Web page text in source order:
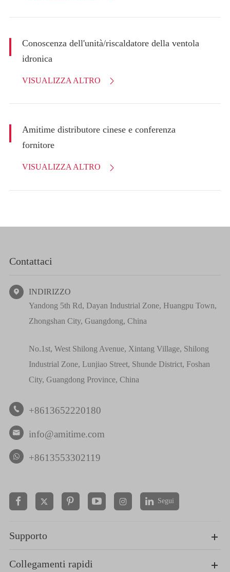
Conoscenza dell'unità/riscaldatore della ventola
idronica
VISUALIZZA ALTRO 
Amitime distributore cinese e conferenza
fornitore
VISUALIZZA ALTRO 
Contattaci

INDIRIZZO
Yandong 5th Rd, Dayan Industrial Zone, Huangpu Town,
Zhongshan City, Guangdong, China
No.1st, West Shilong Avenue, Xintang Village, Shilong
Industrial Zone, Lunjiao Street, Shunde District, Foshan
City, Guangdong Province, China
 +8613652220180
 info@amitime.com
+8613553302119
  Segui
Supporto
Collegamenti rapidi